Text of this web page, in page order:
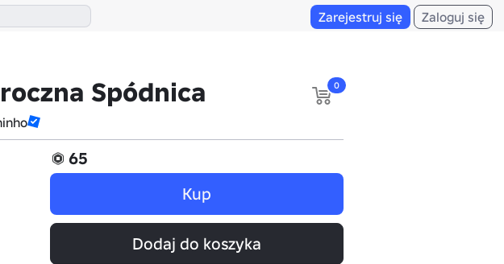
Zarejestruj się Zaloguj się
Spódnica 0
65
Kup
Dodaj do koszyka